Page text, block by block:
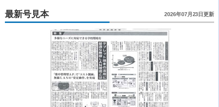
最新号見本 2026年07月23日更新